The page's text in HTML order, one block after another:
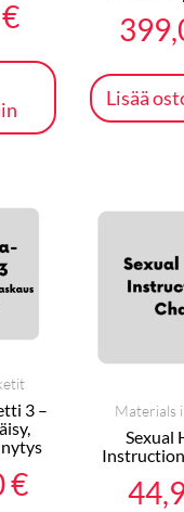
€
Lisää
3 –
€
Materials
Sexual